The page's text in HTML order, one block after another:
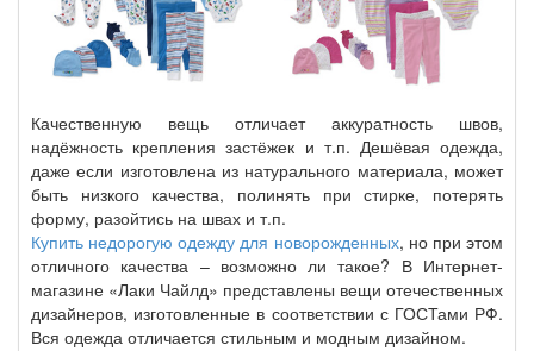
Качественную вещь отличает аккуратность швов,
надёжность крепления застёжек и т.п. Дешёвая одежда,
даже если изготовлена из натурального материала, может
быть низкого качества, полинять при стирке, потерять
форму, разойтись на швах и т.п.
Купить недорогую одежду для новорожденных, но при этом
отличного качества – возможно ли такое? В Интернет-
магазине «Лаки Чайлд» представлены вещи отечественных
дизайнеров, изготовленные в соответствии с ГОСТами РФ.
Вся одежда отличается стильным и модным дизайном.